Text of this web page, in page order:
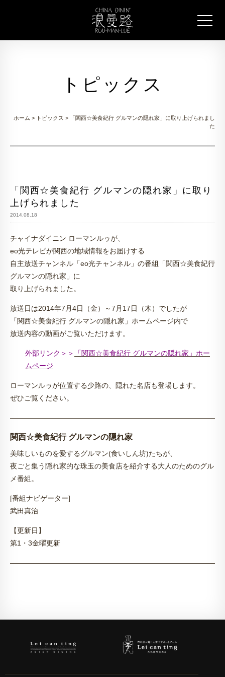
トピックス
ホーム > トピックス > 「関西☆美食紀行 グルマンの隠れ家」に取り上げられまし
た
「関西☆美食紀行 グルマンの隠れ家」に取り
上げられました
2014.08.18
チャイナダイニン ローマンルゥが、
eo光テレビが関西の地域情報をお届けする
自主放送チャンネル「eo光チャンネル」の番組「関西☆美食紀行
グルマンの隠れ家」に
取り上げられました。
放送日は2014年7月4日（金）～7月17日（木）でしたが
「関西☆美食紀行 グルマンの隠れ家」ホームページ内で
放送内容の動画がご覧いただけます。
外部リンク＞＞
「関西☆美食紀行 グルマンの隠れ家」ホー
ムページ
ローマンルゥが位置する少路の、隠れた名店も登場します。
ぜひご覧ください。
関西☆美食紀行 グルマンの隠れ家
美味しいものを愛するグルマン(食いしん坊)たちが、
夜ごと集う隠れ家的な珠玉の美食店を紹介する大人のためのグル
メ番組。
[番組ナビゲーター]
武田真治
【更新日】
第1・3金曜更新